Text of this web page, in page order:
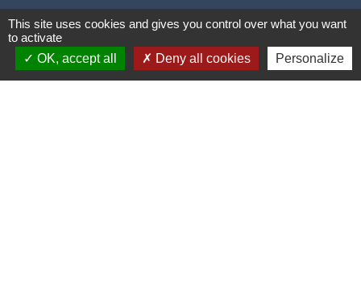
Liens
This site uses cookies and gives you control over what you want
to activate
OK, accept all
Deny all cookies Personalize